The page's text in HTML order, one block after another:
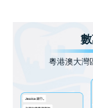
粵港澳大灣